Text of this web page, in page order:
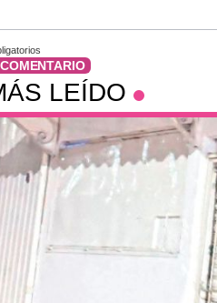
LEÍDO